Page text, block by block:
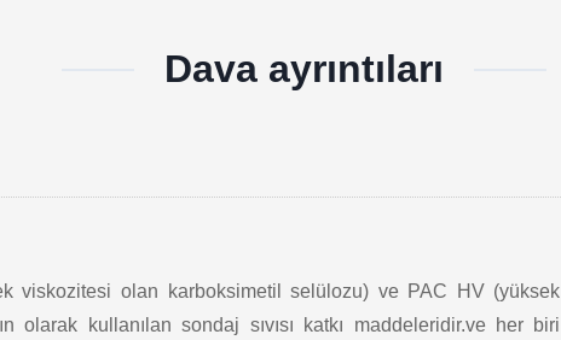
Dava ayrıntıları
viskozitesi olan karboksimetil selülozu) ve PAC HV (yüksek
olarak kullanılan sondaj sıvısı katkı maddeleridir.ve her biri